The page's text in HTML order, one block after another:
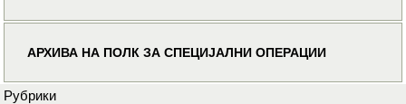
АРХИВА НА ПОЛК ЗА СПЕЦИЈАЛНИ ОПЕРАЦИИ
Рубрики